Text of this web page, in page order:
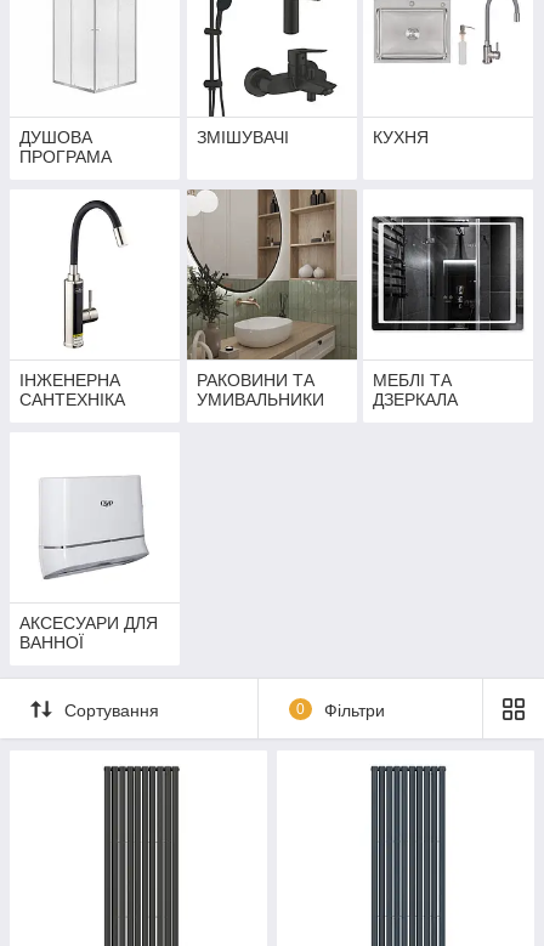
ДУШОВА
ПРОГРАМА
ЗМІШУВАЧІ КУХНЯ
ІНЖЕНЕРНА
САНТЕХНІКА
РАКОВИНИ ТА
УМИВАЛЬНИКИ
МЕБЛІ ТА
ДЗЕРКАЛА
АКСЕСУАРИ ДЛЯ
ВАННОЇ
Сортування 0 Фільтри